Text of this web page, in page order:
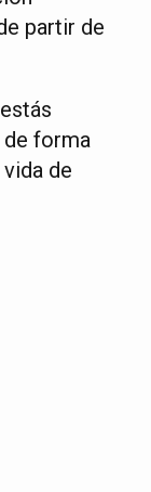
partir de
forma
de